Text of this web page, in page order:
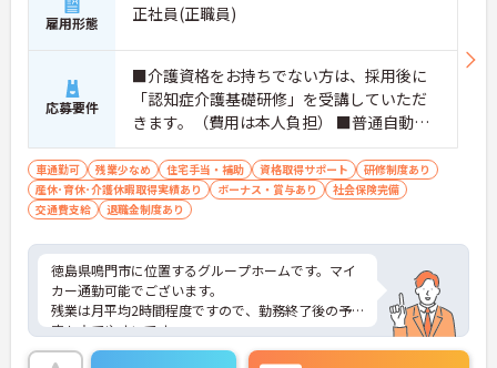
雇用形態 正社員(正職員)
応募要件
■介護資格をお持ちでない方は、採用後に
「認知症介護基礎研修」を受講していただ
きます。（費用は本人負担） ■普通自動車
運転免許必須（AT限定可） ■経験不問
車通勤可 残業少なめ 住宅手当・補助 資格取得サポート
研修制度あり
産休･育休･介護休暇取得実績あり
ボーナス・賞与あり
社会保険完備
交通費支給
退職金制度あり
徳島県鳴門市に位置するグループホームです。マイ
カー通勤可能でございます。
残業は月平均2時間程度ですので、勤務終了後の予
定も立てやすいです。
昇給や賞与制度があり頑張りが評価されてしっかり